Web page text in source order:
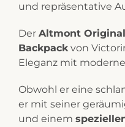
und repräsentative
Der Altmont
Backpackvon
Eleganz mit
Obwohl er eine
er mit seiner
und einem